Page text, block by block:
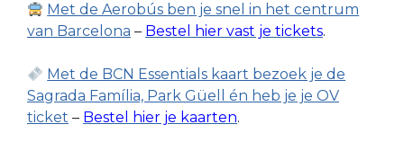
Met de Aerobús ben je snel in het centrum
van Barcelona – Bestel hier vast je tickets.
Met de BCN Essentials kaart bezoek je de
Sagrada Família, Park Güell én heb je je OV
ticket – Bestel hier je kaarten.